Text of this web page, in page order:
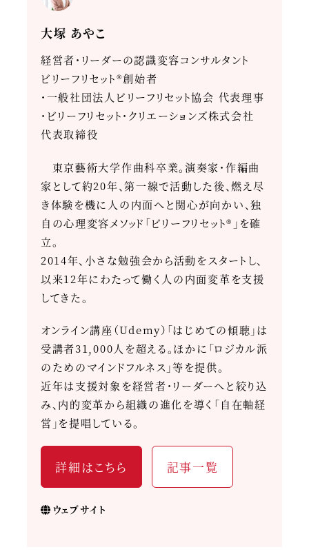
大塚 あやこ
経営者・リーダーの認識変容コンサルタント
ビリーフリセット®創始者
・一般社団法人ビリーフリセット協会 代表理事
・ビリーフリセット・クリエーションズ株式会社
代表取締役
東京藝術大学作曲科卒業。演奏家・作編曲
家として約20年、第一線で活動した後、燃え尽
き体験を機に人の内面へと関心が向かい、独
自の心理変容メソッド「ビリーフリセット®」を確
立。
2014年、小さな勉強会から活動をスタートし、
以来12年にわたって働く人の内面変革を支援
してきた。
オンライン講座（Udemy）「はじめての傾聴」は
受講者31,000人を超える。ほかに「ロジカル派
のためのマインドフルネス」等を提供。
近年は支援対象を経営者・リーダーへと絞り込
み、内的変革から組織の進化を導く「自在軸経
営」を提唱している。
詳細はこちら 記事一覧
ウェブサイト